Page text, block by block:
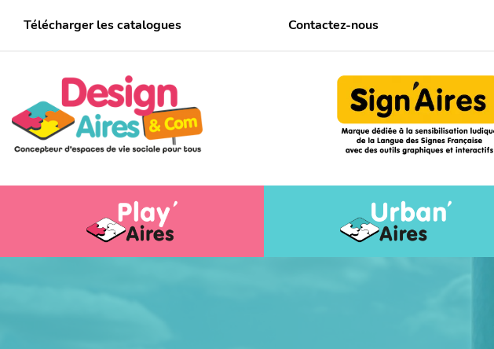
Télécharger les catalogues Contactez-nous